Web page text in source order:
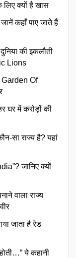
क्यों है खास
कहाँ पाए जाते हैं
की इकलौती
Lions
Garden Of
घर में करोड़ों की
सा राज्य है? यहां
जानिए क्यों
वाला राज्य
जाता है रेड
ये कहानी